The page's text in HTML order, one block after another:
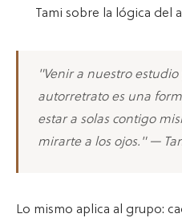
Tami sobre la lógica del
"Venir a nuestro
autorretrato es una
estar a solas contigo
mirarte a los ojos." —
Lo mismo aplica al grupo: